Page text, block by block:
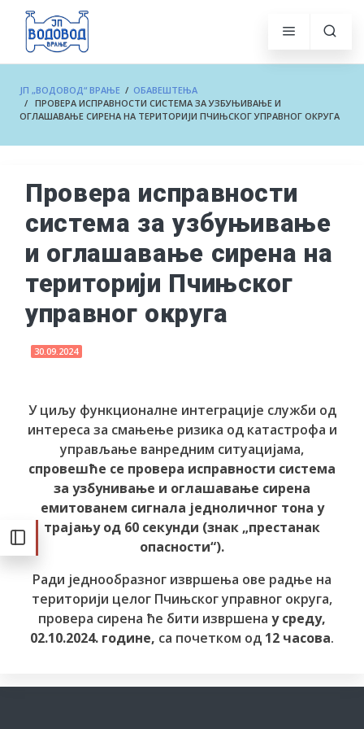
ЈП „ВОДОВОД“ ВРАЊЕ / ОБАВЕШТЕЊА
/ ПРОВЕРА ИСПРАВНОСТИ СИСТЕМА ЗА УЗБУЊИВАЊЕ И
ОГЛАШАВАЊЕ СИРЕНА НА ТЕРИТОРИЈИ ПЧИЊСКОГ УПРАВНОГ ОКРУГА
Провера исправности
система за узбуњивање
и оглашавање сирена на
територији Пчињског
управног округа
30.09.2024
У циљу функционалне интеграције служби од
интереса за смањење ризика од катастрофа и
управљање ванредним ситуацијама,
спровешће се провера исправности система
за узбунивање и оглашавање сирена
емитованем сигнала једноличног тона у
трајању од 60 секунди (знак „престанак
опасности“).
Ради једнообразног извршења ове радње на
територији целог Пчињског управног округа,
провера сирена ће бити извршена у среду,
02.10.2024. године, са почетком од 12 часова.